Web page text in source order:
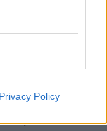
Privacy Policy